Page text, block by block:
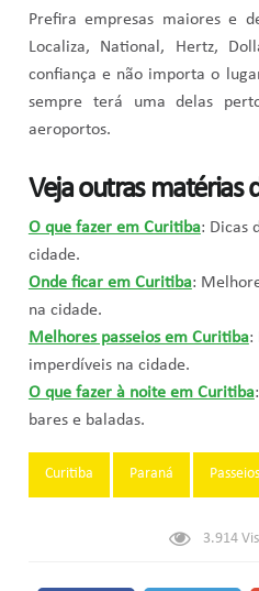
Prefira empresas maiores e
Localiza, National, Hertz,
confiança e não importa o
sempre terá uma delas
aeroportos.
Veja outras matérias
O que fazer em Curitiba: Dicas
cidade.
Onde ficar em Curitiba:
na cidade.
Melhores passeios em Curitiba:
imperdíveis na cidade.
O que fazer à noite em Curitiba
bares e baladas.
Tags:
Curitiba Paraná Passeios
3.914